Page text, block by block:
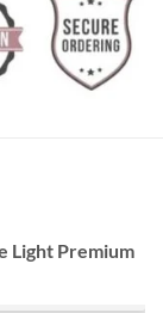
Light Premium